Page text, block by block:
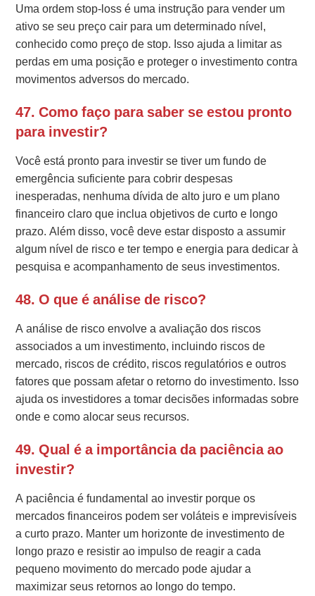
Uma ordem stop-loss é uma instrução para vender um
ativo se seu preço cair para um determinado nível,
conhecido como preço de stop. Isso ajuda a limitar as
perdas em uma posição e proteger o investimento contra
movimentos adversos do mercado.
47. Como faço para saber se estou pronto
para investir?
Você está pronto para investir se tiver um fundo de
emergência suficiente para cobrir despesas
inesperadas, nenhuma dívida de alto juro e um plano
financeiro claro que inclua objetivos de curto e longo
prazo. Além disso, você deve estar disposto a assumir
algum nível de risco e ter tempo e energia para dedicar à
pesquisa e acompanhamento de seus investimentos.
48. O que é análise de risco?
A análise de risco envolve a avaliação dos riscos
associados a um investimento, incluindo riscos de
mercado, riscos de crédito, riscos regulatórios e outros
fatores que possam afetar o retorno do investimento. Isso
ajuda os investidores a tomar decisões informadas sobre
onde e como alocar seus recursos.
49. Qual é a importância da paciência ao
investir?
A paciência é fundamental ao investir porque os
mercados financeiros podem ser voláteis e imprevisíveis
a curto prazo. Manter um horizonte de investimento de
longo prazo e resistir ao impulso de reagir a cada
pequeno movimento do mercado pode ajudar a
maximizar seus retornos ao longo do tempo.